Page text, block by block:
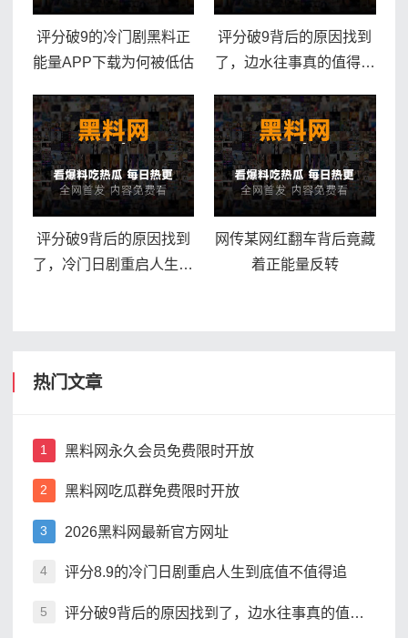
评分破9的冷门剧黑料正
能量APP下载为何被低估
评分破9背后的原因找到
了，边水往事真的值得熬
评分破9背后的原因找到
了，冷门日剧重启人生为
网传某网红翻车背后竟藏
着正能量反转
热门文章
1 黑料网永久会员免费限时开放
2 黑料网吃瓜群免费限时开放
3 2026黑料网最新官方网址
4 评分8.9的冷门日剧重启人生到底值不值得追
5 评分破9背后的原因找到了，边水往事真的值得熬夜追吗